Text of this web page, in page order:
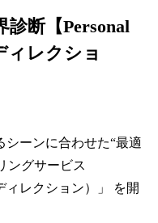
断【Personal
ィレクショ
ーンに合わせた“最適
ングサービス
ィレクション）」 を開